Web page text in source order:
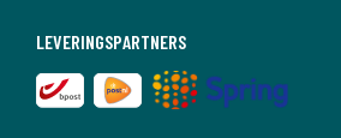
LEVERINGSPARTNERS